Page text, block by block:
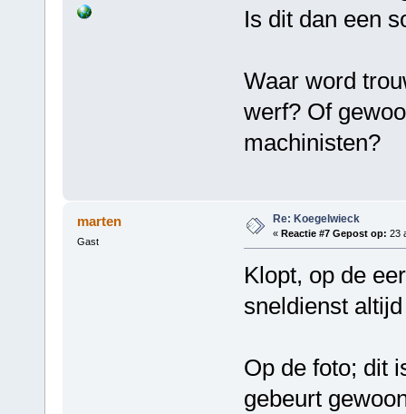
Is dit dan een
Waar word
werf? Of
machinisten?
marten
Gast
Re: Koegelwieck
« Reactie #7 Gepost op: 23
Klopt, op de
sneldienst
Op de foto; dit
gebeurt